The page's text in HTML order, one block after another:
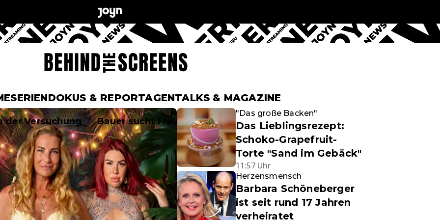
Joyn Behind the Screens Homepage
der Versuchung Bauer sucht Frau
SERIENDOKUS & REPORTAGENTALKS & MAGAZINE
"Das große Backen"
Das Lieblingsrezept:
Schoko-Grapefruit-
Torte "Sand im Gebäck"
11:57 Uhr
Herzensmensch
Barbara Schöneberger
ist seit rund 17 Jahren
verheiratet